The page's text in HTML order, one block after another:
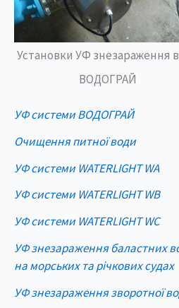
Установки УФ знезараження
ВОДОГРАЙ
УФ системи ВОДОГРАЙ
Очищення питної води
УФ системи WATERLIGHT WA
УФ системи WATERLIGHT WB
УФ системи WATERLIGHT WC
УФ знезараження баластних
на морських та річкових судах
УФ знезараження зворотної